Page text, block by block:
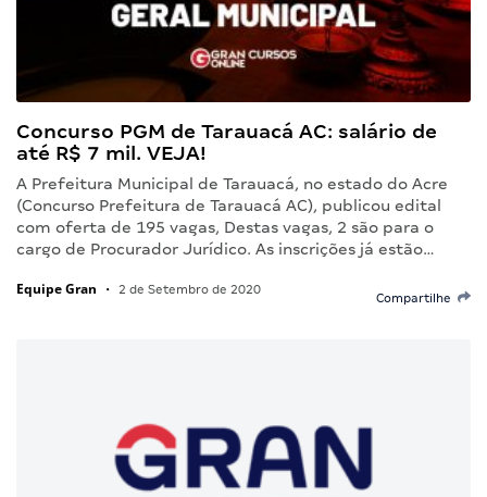
Concurso PGM de Tarauacá AC: salário de
até R$ 7 mil. VEJA!
A Prefeitura Municipal de Tarauacá, no estado do Acre
(Concurso Prefeitura de Tarauacá AC), publicou edital
com oferta de 195 vagas, Destas vagas, 2 são para o
cargo de Procurador Jurídico. As inscrições já estão…
Equipe Gran • 2 de Setembro de 2020
Compartilhe